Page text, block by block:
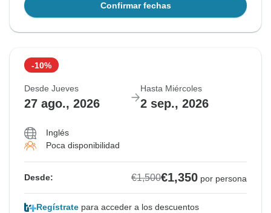
Confirmar fechas
-10%
Desde Jueves
27 ago., 2026
Hasta Miércoles
2 sep., 2026
Inglés
Poca disponibilidad
Desde: €1,500€1,350 por persona
Regístrate para acceder a los descuentos